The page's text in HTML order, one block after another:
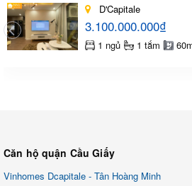
D'Capitale
3.100.000.000₫
1 ngủ 1 tắm
Căn hộ quận Cầu Giấy
Vinhomes Dcapitale - Tân Hoàng Minh